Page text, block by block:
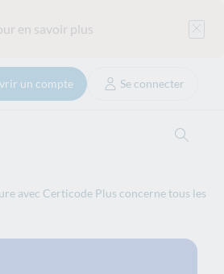
en savoir plus
un compte Se connecter
avec Certicode Plus concerne tous les